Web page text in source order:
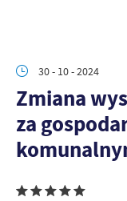
30 - 10 - 2024
Zmiana
za